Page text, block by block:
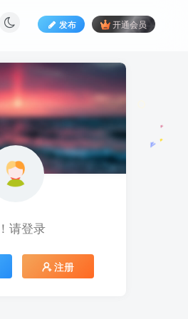
发布 开通会员
请登录
注册